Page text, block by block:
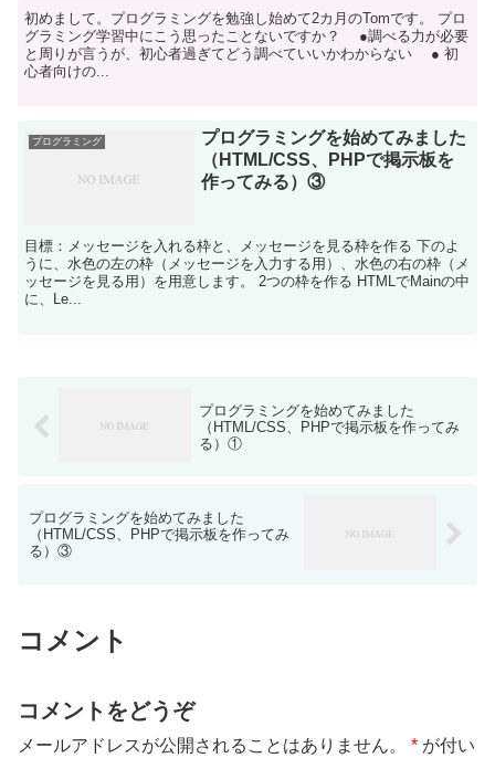
初めまして。プログラミングを勉強し始めて2カ月のTomです。 プロ
グラミング学習中にこう思ったことないですか？ ●調べる力が必要
と周りが言うが、初心者過ぎてどう調べていいかわからない ● 初
心者向けの...
プログラミング
プログラミングを始めてみました
（HTML/CSS、PHPで掲示板を
作ってみる）③
目標：メッセージを入れる枠と、メッセージを見る枠を作る 下のよ
うに、水色の左の枠（メッセージを入力する用）、水色の右の枠（メ
ッセージを見る用）を用意します。 2つの枠を作る HTMLでMainの中
に、Le...
プログラミングを始めてみました
（HTML/CSS、PHPで掲示板を作ってみ
る）①
プログラミングを始めてみました
（HTML/CSS、PHPで掲示板を作ってみ
る）③
コメント
コメントをどうぞ
メールアドレスが公開されることはありません。 * が付い